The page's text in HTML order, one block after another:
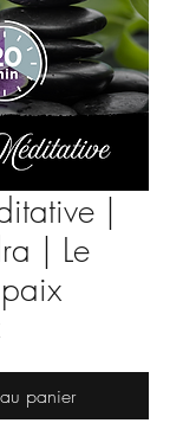
|
| Le
panier